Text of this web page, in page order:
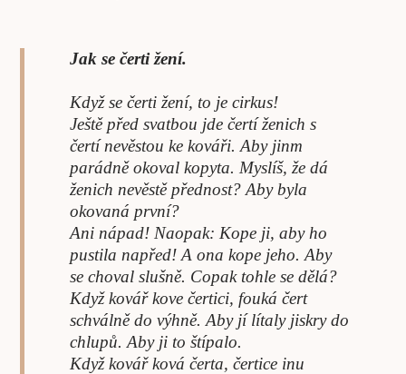
Jak se čerti žení.
Když se čerti žení, to je cirkus!
Ještě před svatbou jde čertí ženich s
čertí nevěstou ke kováři. Aby jinm
parádně okoval kopyta. Myslíš, že dá
ženich nevěstě přednost? Aby byla
okovaná první?
Ani nápad! Naopak: Kope ji, aby ho
pustila napřed! A ona kope jeho. Aby
se choval slušně. Copak tohle se dělá?
Když kovář kove čertici, fouká čert
schválně do výhně. Aby jí lítaly jiskry do
chlupů. Aby ji to štípalo.
Když kovář ková čerta, čertice inu